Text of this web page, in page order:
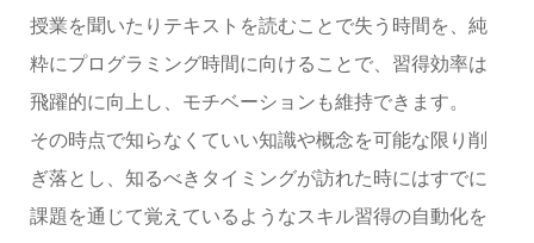
授業を聞いたりテキストを読むことで失う時間を、純
粋にプログラミング時間に向けることで、習得効率は
飛躍的に向上し、モチベーションも維持できます。
その時点で知らなくていい知識や概念を可能な限り削
ぎ落とし、知るべきタイミングが訪れた時にはすでに
課題を通じて覚えているようなスキル習得の自動化を